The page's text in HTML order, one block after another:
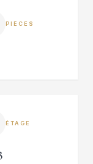
PIÈCES
ÉTAGE